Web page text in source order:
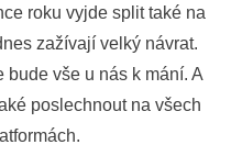
roku vyjde split také na
zažívají velký návrat.
bude vše u nás k mání. A
poslechnout na všech